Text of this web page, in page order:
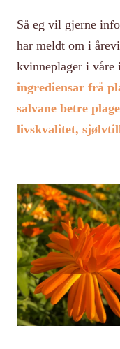
Så eg vil gjerne
har meldt om i
kvinneplager i våre
ingrediensar frå
salvane betre
livskvalitet,